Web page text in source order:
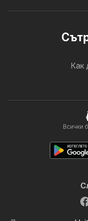
Как
Всички